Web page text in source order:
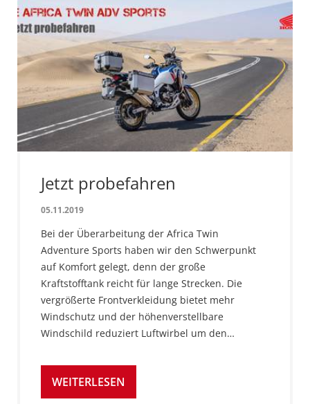
Jetzt probefahren
05.11.2019
Bei der Überarbeitung der Africa Twin
Adventure Sports haben wir den Schwerpunkt
auf Komfort gelegt, denn der große
Kraftstofftank reicht für lange Strecken. Die
vergrößerte Frontverkleidung bietet mehr
Windschutz und der höhenverstellbare
Windschild reduziert Luftwirbel um den…
WEITERLESEN